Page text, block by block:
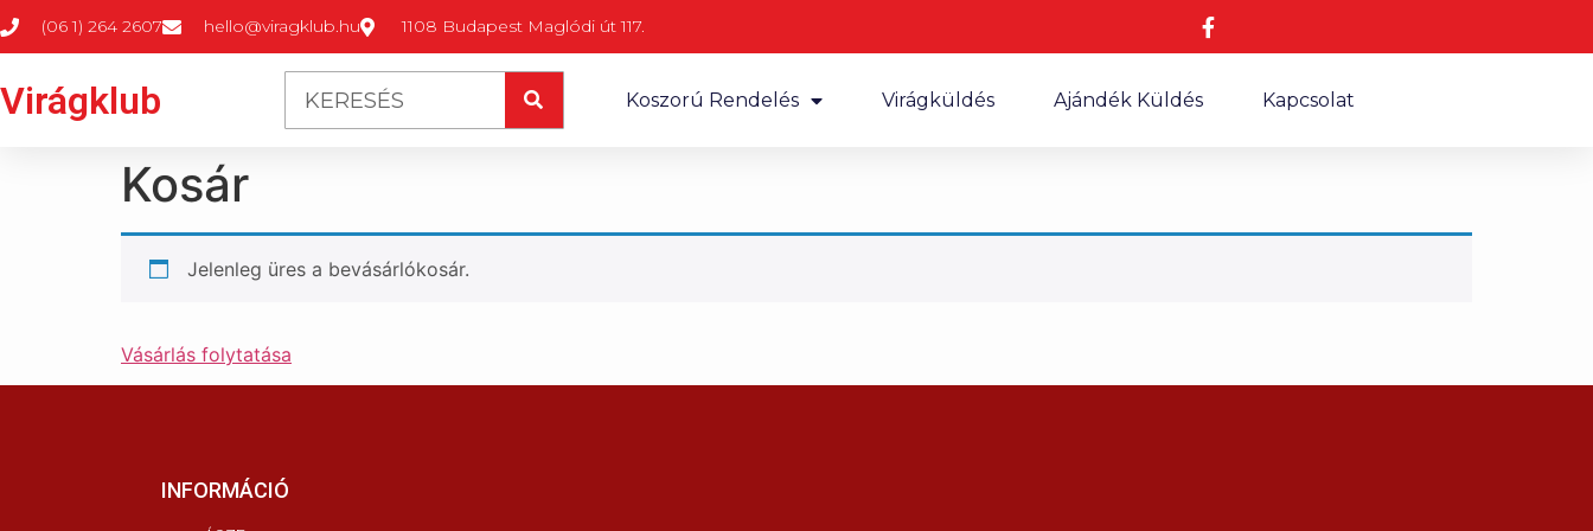
(06 1) 264 2607 hello@viragklub.hu 1108 Budapest Maglódi út 117.
Virágklub Koszorú Rendelés Virágküldés Ajándék Küldés Kapcsolat
Kosár
Jelenleg üres a bevásárlókosár.
Vásárlás folytatása
INFORMÁCIÓ